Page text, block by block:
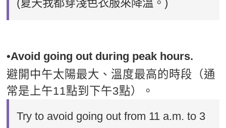
(夏天我都穿淺色衣服來降溫。)
•Avoid going out during peak hours.
避開中午太陽最大、溫度最高的時段（通
常是上午11點到下午3點）。
Try to avoid going out from 11 a.m. to 3